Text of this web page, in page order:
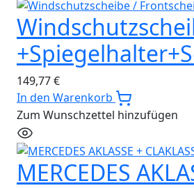
149,77€
In den Warenkorb
Zum Wunschzettel hinzufügen
MERCEDES